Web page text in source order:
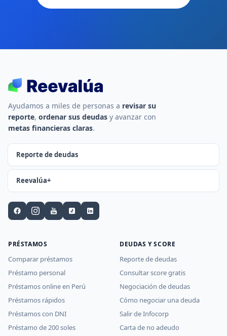
Ayudamos a miles de personas a revisar su
reporte, ordenar sus deudas y avanzar con
metas financieras claras.
Reporte de deudas
Reevalúa+
PRÉSTAMOS
Comparar préstamos
Préstamo personal
Préstamos online en Perú
Préstamos rápidos
Préstamos con DNI
Préstamo de 200 soles
DEUDAS Y SCORE
Reporte de deudas
Consultar score gratis
Negociación de deudas
Cómo negociar una deuda
Salir de Infocorp
Carta de no adeudo